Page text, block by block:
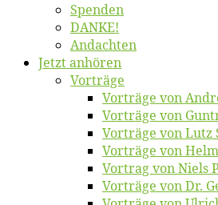
Spen­den
DANKE!
An­dach­ten
Jetzt an­hö­ren
Vor­trä­ge
Vor­trä­ge von
Vor­trä­ge von
Vor­trä­ge von Lutz
Vor­trä­ge von
Vor­trag von Niels
Vor­trä­ge von Dr.